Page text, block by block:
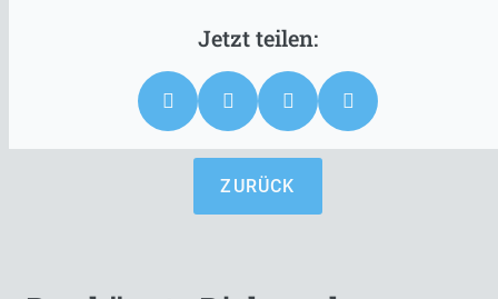
ZURÜCK